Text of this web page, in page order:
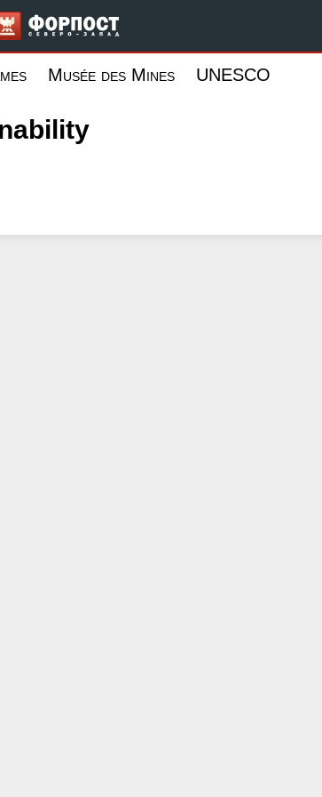
Форпост Северо-Запад
Musée des Mines UNESCO